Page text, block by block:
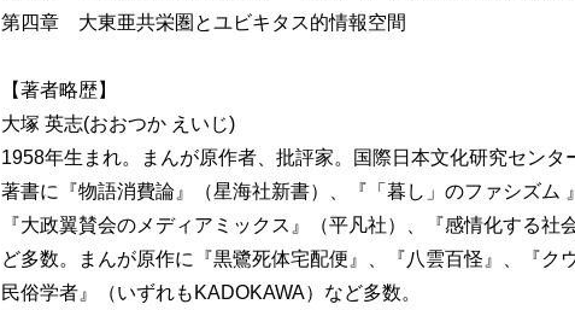
第四章 大東亜共栄圏とユビキタス的情報空間
【著者略歴】
大塚 英志(おおつか えいじ)
1958年生まれ。まんが原作者、批評家。国際日本文化研究センタ
著書に『物語消費論』（星海社新書）、『「暮し」のファシズム
『大政翼賛会のメディアミックス』（平凡社）、『感情化する社
ど多数。まんが原作に『黒鷺死体宅配便』、『八雲百怪』、『ク
民俗学者』（いずれもKADOKAWA）など多数。